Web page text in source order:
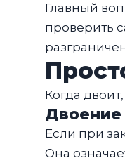
Главный
проверить
Когда
Двоение
Если при
Она